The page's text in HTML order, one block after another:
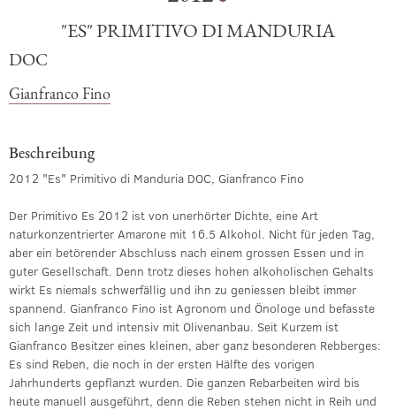
"ES" PRIMITIVO DI MANDURIA
DOC
Gianfranco Fino
Beschreibung
2012 "Es" Primitivo di Manduria DOC, Gianfranco Fino
Der Primitivo Es 2012 ist von unerhörter Dichte, eine Art
naturkonzentrierter Amarone mit 16.5 Alkohol. Nicht für jeden Tag,
aber ein betörender Abschluss nach einem grossen Essen und in
guter Gesellschaft. Denn trotz dieses hohen alkoholischen Gehalts
wirkt Es niemals schwerfällig und ihn zu geniessen bleibt immer
spannend. Gianfranco Fino ist Agronom und Önologe und befasste
sich lange Zeit und intensiv mit Olivenanbau. Seit Kurzem ist
Gianfranco Besitzer eines kleinen, aber ganz besonderen Rebberges:
Es sind Reben, die noch in der ersten Hälfte des vorigen
Jahrhunderts gepflanzt wurden. Die ganzen Rebarbeiten wird bis
heute manuell ausgeführt, denn die Reben stehen nicht in Reih und